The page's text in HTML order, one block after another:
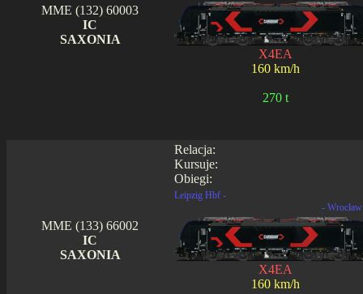
MME (132) 60003
IC
SAXONIA
X4EA
160 km/h
270 t
Relacja:
Kursuje:
Obiegi:
MME (133) 66002
IC
SAXONIA
Leipzig Hbf -
-
X4EA
160 km/h